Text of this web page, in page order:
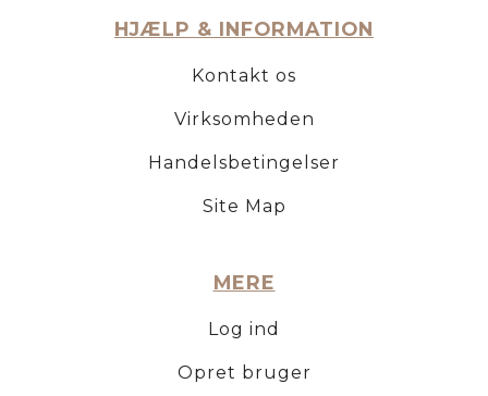
HJÆLP & INFORMATION
Kontakt os
Virksomheden
Handelsbetingelser
Site Map
MERE
Log ind
Opret bruger